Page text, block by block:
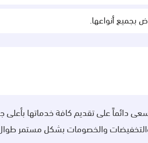
بجميع أنواعها.
دائماً على تقديم كافة خدماتها بأعلى
والخصومات بشكل مستمر طوال